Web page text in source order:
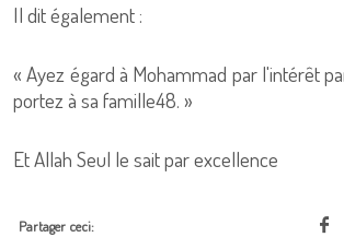
Il dit également :
« Ayez égard à Mohammad par l'intérêt
portez à sa famille48. »
Et Allah Seul le sait par excellence
Partager ceci: